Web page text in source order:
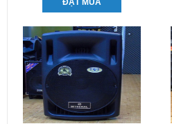
ĐẶT MUA